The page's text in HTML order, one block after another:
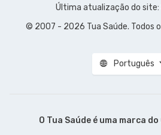
Última atualização do
© 2007 - 2026 Tua Saúde. Todos
Português
O Tua Saúde é uma marca do